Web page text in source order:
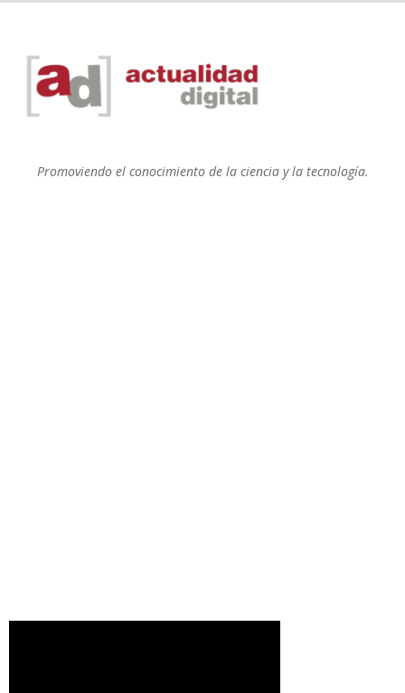
Promoviendo el conocimiento de la ciencia y la tecnología.